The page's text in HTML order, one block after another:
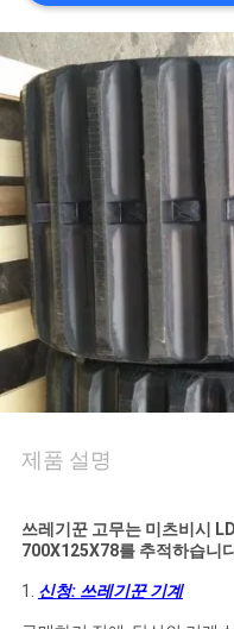
관
리
문
의
하
기
조
를
요
하
제품 설명
쓰레기꾼 고무는 미츠비시
700X125X78를 추적하습니
1. 신청: 쓰레기꾼 기계